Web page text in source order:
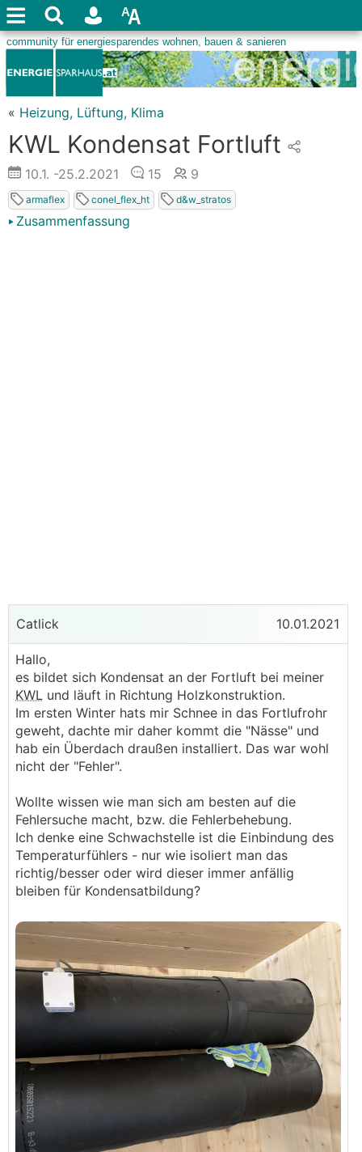
« Heizung, Lüftung, Klima
KWL Kondensat Fortluft
10.1. -25.2.2021 15 9
armaflex conel_flex_ht d&w_stratos
Zusammenfassung
Catlick 10.01.2021
Hallo,
es bildet sich Kondensat an der Fortluft bei meiner
KWL und läuft in Richtung Holzkonstruktion.
Im ersten Winter hats mir Schnee in das Fortlufrohr
geweht, dachte mir daher kommt die "Nässe" und
hab ein Überdach draußen installiert. Das war wohl
nicht der "Fehler".
Wollte wissen wie man sich am besten auf die
Fehlersuche macht, bzw. die Fehlerbehebung.
Ich denke eine Schwachstelle ist die Einbindung des
Temperaturfühlers - nur wie isoliert man das
richtig/besser oder wird dieser immer anfällig
bleiben für Kondensatbildung?